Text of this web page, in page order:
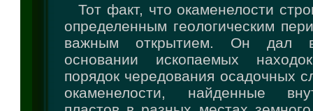
Тот факт, что окаменелости
определенным геологическим
важным открытием. Он дал
основании ископаемых
порядок чередования осадочных
окаменелости, найденные